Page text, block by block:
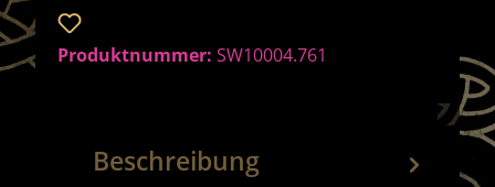
Produktnummer: SW10004.761
Beschreibung